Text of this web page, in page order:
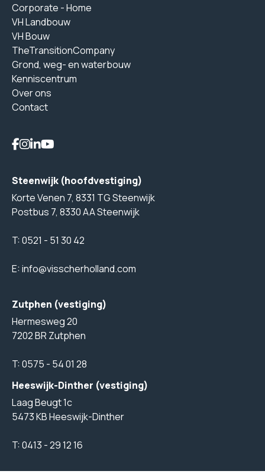
Corporate - Home
VH Landbouw
VH Bouw
TheTransitionCompany
Grond, weg- en waterbouw
Kenniscentrum
Over ons
Contact
Steenwijk (hoofdvestiging)
Korte Venen 7, 8331 TG Steenwijk
Postbus 7, 8330 AA Steenwijk
T:0521 - 51 30 42
E:info@visscherholland.com
Zutphen (vestiging)
Hermesweg 20
7202 BR Zutphen
T:0575 - 54 01 28
Heeswijk-Dinther (vestiging)
Laag Beugt 1c
5473 KB Heeswijk-Dinther
T:0413 - 29 12 16